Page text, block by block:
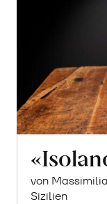
von
Sizilien